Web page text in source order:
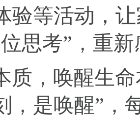
验等活动，
思考”，重
质，唤醒生
，是唤醒”，